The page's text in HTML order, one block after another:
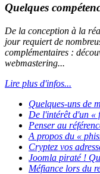
Quelques
De la conception à la
jour requiert de
complémentaires :
webmastering...
Lire plus d'infos...
Quelques-uns de
De l'intérêt d'un «
Penser au
A propos du «
Cryptez vos
Joomla piraté !
Méfiance lors du